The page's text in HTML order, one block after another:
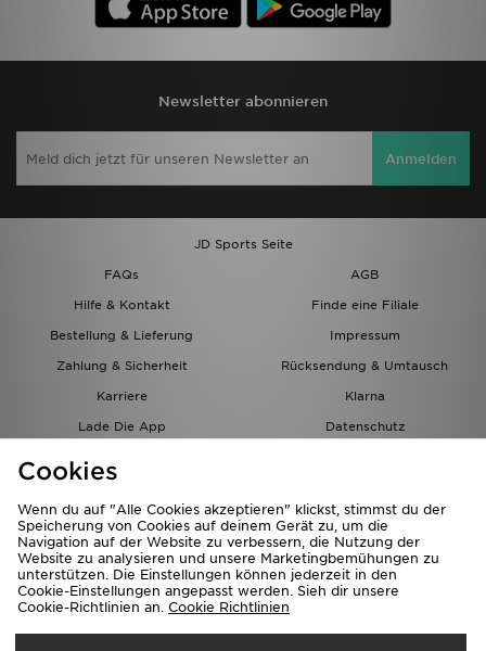
Newsletter abonnieren
Anmelden
JD Sports Seite
FAQs
AGB
Hilfe & Kontakt
Finde eine Filiale
Bestellung & Lieferung
Impressum
Zahlung & Sicherheit
Rücksendung & Umtausch
Karriere
Klarna
Lade Die App
Datenschutz
Lieferung Nach
Cookies
Wenn du auf "Alle Cookies akzeptieren" klickst, stimmst du der
Speicherung von Cookies auf deinem Gerät zu, um die
Navigation auf der Website zu verbessern, die Nutzung der
Website zu analysieren und unsere Marketingbemühungen zu
unterstützen. Die Einstellungen können jederzeit in den
Cookie-Einstellungen angepasst werden. Sieh dir unsere
Cookie-Richtlinien an. Cookie Richtlinien